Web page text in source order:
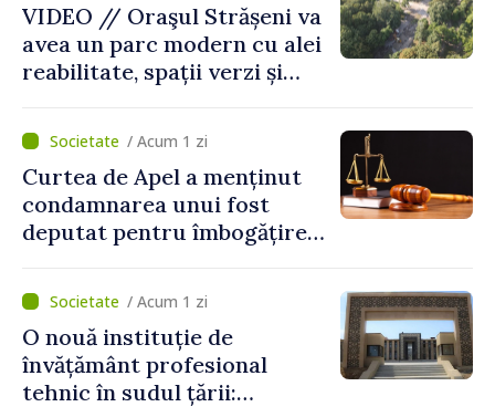
VIDEO // Oraşul Strășeni va
avea un parc modern cu alei
reabilitate, spații verzi și
/ Acum 1 zi
Curtea de Apel a menținut
condamnarea unui fost
deputat pentru îmbogățire
statului peste 2,4 milioane
de lei
/ Acum 1 zi
O nouă instituție de
învățământ profesional
tehnic în sudul țării: